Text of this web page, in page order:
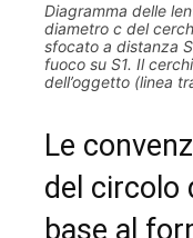
Diagramma delle
diametro c del
sfocato a distanza
fuoco su S1. Il
dell’oggetto (linea
Le
del circolo
base al